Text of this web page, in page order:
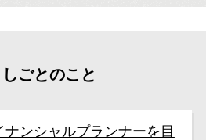
しごとのこと
ナンシャルプランナーを目